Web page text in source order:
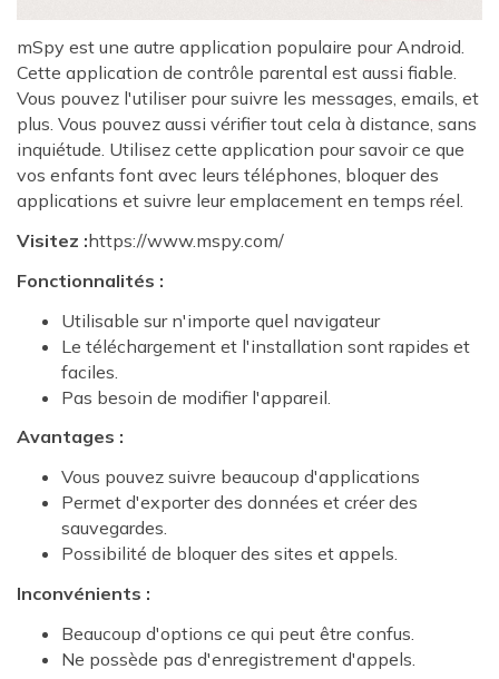
mSpy est une autre application populaire pour Android.
Cette application de contrôle parental est aussi fiable.
Vous pouvez l'utiliser pour suivre les messages, emails, et
plus. Vous pouvez aussi vérifier tout cela à distance, sans
inquiétude. Utilisez cette application pour savoir ce que
vos enfants font avec leurs téléphones, bloquer des
applications et suivre leur emplacement en temps réel.
Visitez :https://www.mspy.com/
Fonctionnalités :
Utilisable sur n'importe quel navigateur
Le téléchargement et l'installation sont rapides et
faciles.
Pas besoin de modifier l'appareil.
Avantages :
Vous pouvez suivre beaucoup d'applications
Permet d'exporter des données et créer des
sauvegardes.
Possibilité de bloquer des sites et appels.
Inconvénients :
Beaucoup d'options ce qui peut être confus.
Ne possède pas d'enregistrement d'appels.